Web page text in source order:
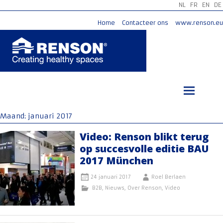
NL FR EN DE
Home Contacteer ons www.renson.eu
Maand: januari 2017
Video: Renson blikt terug
op succesvolle editie BAU
2017 München
24 januari 2017
Roel Berlaen
B2B, Nieuws, Over Renson, Video